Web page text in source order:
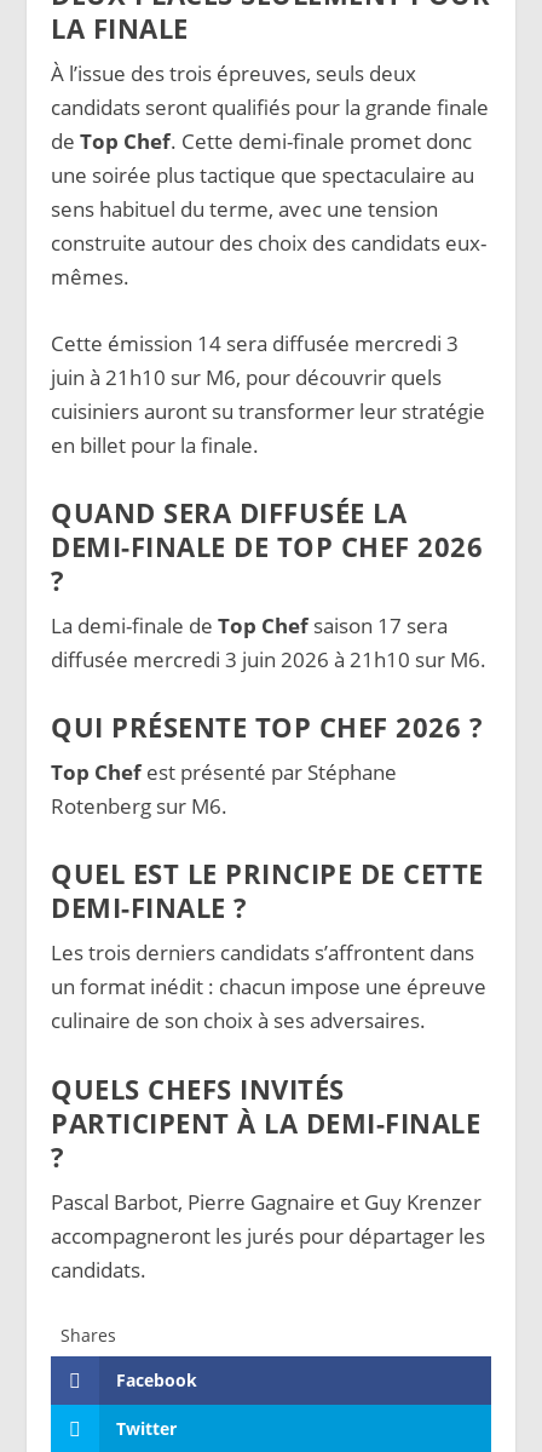
LA FINALE
À l’issue des trois épreuves, seuls deux
candidats seront qualifiés pour la grande finale
deTop Chef. Cette demi-finale promet donc
une soirée plus tactique que spectaculaire au
sens habituel du terme, avec une tension
construite autour des choix des candidats eux-
mêmes.
Cette émission 14 sera diffusée mercredi 3
juin à 21h10 sur M6, pour découvrir quels
cuisiniers auront su transformer leur stratégie
en billet pour la finale.
QUAND SERA DIFFUSÉE LA
DEMI-FINALE DE TOP CHEF 2026
?
La demi-finale deTop Chefsaison 17 sera
diffusée mercredi 3 juin 2026 à 21h10 sur M6.
QUI PRÉSENTE TOP CHEF 2026 ?
Top Chefest présenté par Stéphane
Rotenberg sur M6.
QUEL EST LE PRINCIPE DE CETTE
DEMI-FINALE ?
Les trois derniers candidats s’affrontent dans
un format inédit : chacun impose une épreuve
culinaire de son choix à ses adversaires.
QUELS CHEFS INVITÉS
PARTICIPENT À LA DEMI-FINALE
?
Pascal Barbot, Pierre Gagnaire et Guy Krenzer
accompagneront les jurés pour départager les
candidats.
Shares
Facebook
Twitter